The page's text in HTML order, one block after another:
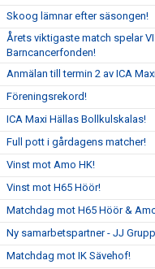
Skoog lämnar efter säsongen!
Årets viktigaste match spelar
Barncancerfonden!
Anmälan till termin 2 av ICA
Föreningsrekord!
ICA Maxi Hällas Bollkulskalas!
Full pott i gårdagens matcher!
Vinst mot Amo HK!
Vinst mot H65 Höör!
Matchdag mot H65 Höör &
Ny samarbetspartner - JJ
Matchdag mot IK Sävehof!